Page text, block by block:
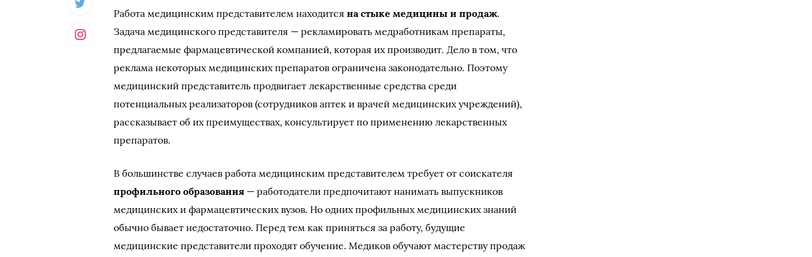
Работа медицинским представителем находитсяна стыке медицины и продаж.
Задача медицинского представителя — рекламировать медработникам препараты,
предлагаемые фармацевтической компанией, которая их производит. Дело в том, что
реклама некоторых медицинских препаратов ограничена законодательно. Поэтому
медицинский представитель продвигает лекарственные средства среди
потенциальных реализаторов (сотрудников аптек и врачей медицинских учреждений),
рассказывает об их преимуществах, консультирует по применению лекарственных
препаратов.
В большинстве случаев работа медицинским представителем требует от соискателя
профильного образования — работодатели предпочитают нанимать выпускников
медицинских и фармацевтических вузов. Но одних профильных медицинских знаний
обычно бывает недостаточно. Перед тем как приняться за работу, будущие
медицинские представители проходят обучение. Медиков обучают мастерству продаж